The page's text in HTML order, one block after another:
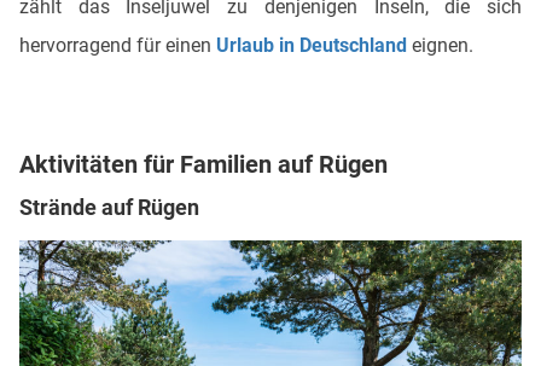
zählt das Inseljuwel zu denjenigen Inseln, die sich
hervorragend für einen Urlaub in Deutschland eignen.
Aktivitäten für Familien auf Rügen
Strände auf Rügen